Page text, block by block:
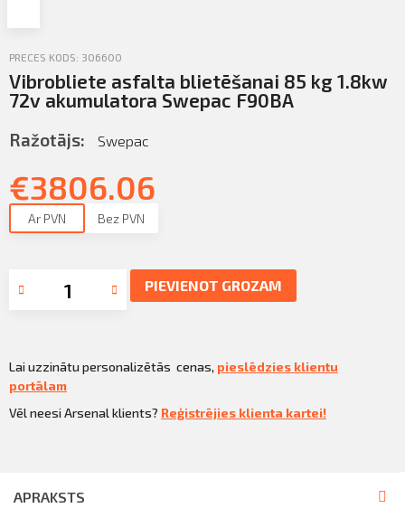
Iziet
PIETEIKTIES
PRECES KODS: 306600
Vibrobliete asfalta blietēšanai 85 kg 1.8kw
72v akumulatora Swepac F90BA
Ražotājs: Swepac
€3806.06
Ar PVN Bez PVN
PIEVIENOT GROZAM
Lai uzzinātu personalizētās cenas, pieslēdzies klientu
portālam
Vēl neesi Arsenal klients? Reģistrējies klienta kartei!
APRAKSTS